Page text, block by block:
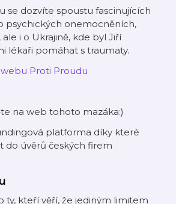
se dozvíte spoustu fascinujících
psychických onemocněních,
i o Ukrajině, kde byl Jiří
lékaři pomáhat s traumaty.
webu Proti Proudu
na web tohoto mazáka:)
platforma díky které
do úvěrů českých firem
ty, kteří věří, že jediným limitem